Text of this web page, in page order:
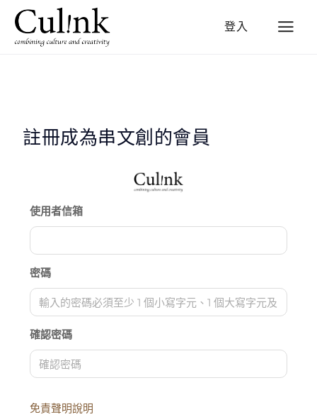
登入
註冊成為串文創的會員
使用者信箱
密碼
確認密碼
免責聲明說明